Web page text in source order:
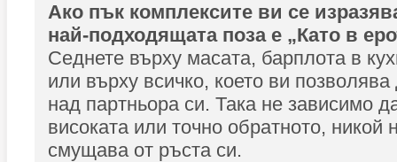
Ако пък комплексите ви се
най-подходящата поза е „Като в
Седнете върху масата, барплота в
или върху всичко, което ви
над партньора си. Така не зависимо
високата или точно обратното, никой
смущава от ръста си.